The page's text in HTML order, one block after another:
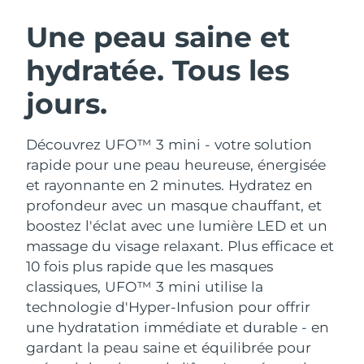
Une peau saine et
hydratée. Tous les
jours.
Découvrez UFO™ 3 mini - votre solution
rapide pour une peau heureuse, énergisée
et rayonnante en 2 minutes. Hydratez en
profondeur avec un masque chauffant, et
boostez l'éclat avec une lumière LED et un
massage du visage relaxant. Plus efficace et
10 fois plus rapide que les masques
classiques, UFO™ 3 mini utilise la
technologie d'Hyper-Infusion pour offrir
une hydratation immédiate et durable - en
gardant la peau saine et équilibrée pour
Nettoyage du visage
Anti-aging massage
LUNA™ 4 Plus
Massage, LED heating
LUNA™ 4 Men
For men, anti-aging massage
Microcurrent toning
BEAR™ 2 go
Microcurrent toning on-the-go
BEAR™ 2 eyes & lips
Microcurrent line smoothing device
Hydratation
UFO™ 3 coffret
Deep facial hydration
UFO™ 3 LED
Near-infrared and red light therapy
device
Soin bucco-dentaire
issa™ 4
Hybrid silicone sonic toothbrush
issa™ 4 plus
Smart hybrid silicone sonic toothbrush
FAQ™ TRAITEMENT ANTI-ÂGE
Anti-âge Traitements LED
NEW
Autriche Livraison estimée
Bahreïn Livraison estimée
Belgique
Bermudes Livraison estimée8/16/26
Bosnie-Herzégovine Livraison estimée
Brunei Livraison estimée 8/15/26
Bulgarie Livraison estimée8/10/26
Canada Livraison estimée
Chili Livraison estimée 8/14/26